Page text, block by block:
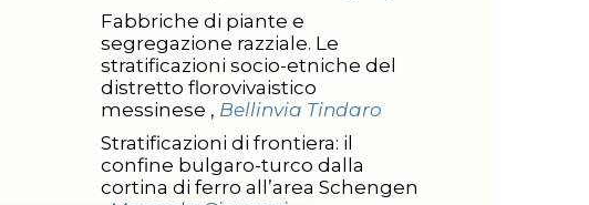
Fabbriche di piante e
segregazione razziale. Le
stratificazioni socio-etniche del
distretto florovivaistico
messinese , Bellinvia Tindaro
Stratificazioni di frontiera: il
confine bulgaro-turco dalla
cortina di ferro all’area Schengen